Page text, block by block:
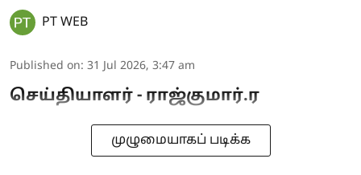
PT WEB
Published on: 31 Jul 2026, 3:47 am
செய்தியாளர் - ராஜ்குமார்.ர
முழுமையாகப் படிக்க